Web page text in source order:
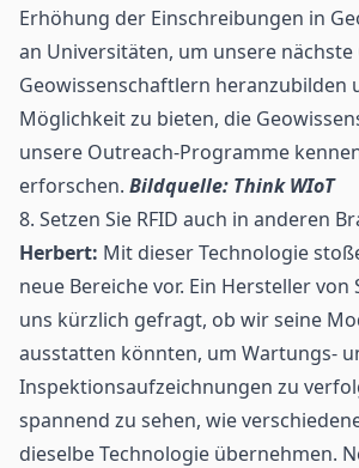
Erhöhung der Einschreibungen in
an Universitäten, um unsere
Geowissenschaftlern heranzubilden
Möglichkeit zu bieten, die
unsere Outreach-Programme
erforschen. Bildquelle: Think WIoT
8. Setzen Sie RFID auch in anderen
Herbert: Mit dieser Technologie
neue Bereiche vor. Ein Hersteller
uns kürzlich gefragt, ob wir seine
ausstatten könnten, um Wartungs-
Inspektionsaufzeichnungen zu
spannend zu sehen, wie
dieselbe Technologie übernehmen.